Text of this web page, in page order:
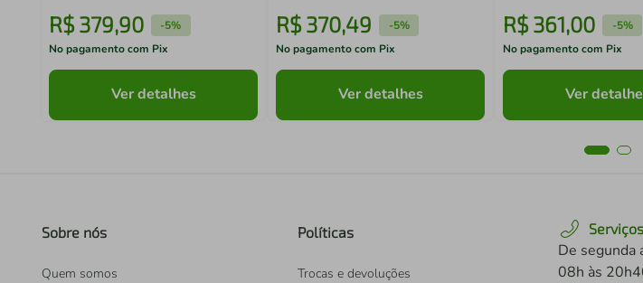
R$ 379,90 -5%
No pagamento com Pix
Ver detalhes
R$ 370,49 -5%
No pagamento com Pix
Ver detalhes
R$361,00 -5%
No pagamento com Pix
Ver
Sobre nós
Quem somos
Políticas
Trocas e devoluções
De segunda
08h às